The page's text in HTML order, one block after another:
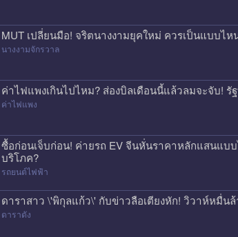
MUT เปลี่ยนมือ! จริตนางงามยุคใหม่ ควรเป็นแบบไ
นางงามจักรวาล
ค่าไฟแพงเกินไปไหม? ส่องบิลเดือนนี้แล้วลมจะจับ! รั
ค่าไฟแพง
ซื้อก่อนเจ็บก่อน! ค่ายรถ EV จีนหั่นราคาหลักแสนแบบ
บริโภค?
รถยนต์ไฟฟ้า
ดาราสาว \'พิกุลแก้ว\' กับข่าวลือเตียงหัก! วิวาห์หมื่น
ดาราดัง